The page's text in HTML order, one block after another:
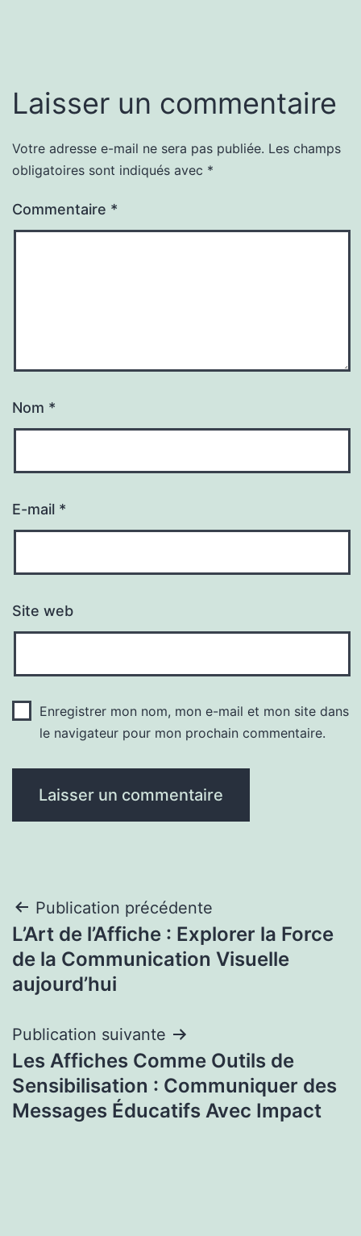
Laisser un commentaire
Votre adresse e-mail ne sera pas publiée. Les champs
obligatoires sont indiqués avec *
Commentaire *
Nom *
E-mail *
Site web
Enregistrer mon nom, mon e-mail et mon site dans
le navigateur pour mon prochain commentaire.
Navigation
de
l’article
Publication précédente
L’Art de l’Affiche : Explorer la Force
de la Communication Visuelle
aujourd’hui
Publication suivante
Les Affiches Comme Outils de
Sensibilisation : Communiquer des
Messages Éducatifs Avec Impact